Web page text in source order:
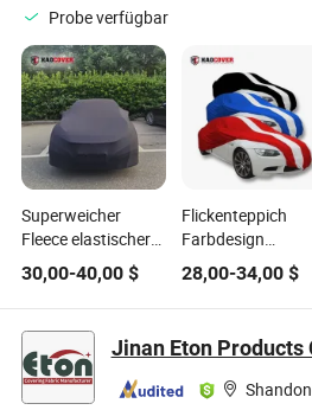
Probe verfügbar
Superweicher
Fleece elastischer
Innen-Schutz
Autoabdeckung
staubdicht
Autoabdeckung
30,00-40,00 $
Flickenteppich
Farbdesign
Innenraum
Autoabdeckung
Staubdicht
Atmungsaktiv
Universelle Größe
28,00-34,00$
Jinan Eton Products